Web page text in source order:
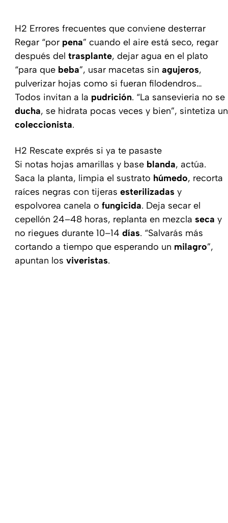
H2 Errores frecuentes que conviene desterrar
Regar “por pena” cuando el aire está seco, regar
después del trasplante, dejar agua en el plato
“para que beba”, usar macetas sin agujeros,
pulverizar hojas como si fueran filodendros…
Todos invitan a la pudrición. “La sansevieria no se
ducha, se hidrata pocas veces y bien”, sintetiza un
coleccionista.
H2 Rescate exprés si ya te pasaste
Si notas hojas amarillas y base blanda, actúa.
Saca la planta, limpia el sustrato húmedo, recorta
raíces negras con tijeras esterilizadas y
espolvorea canela o fungicida. Deja secar el
cepellón 24–48 horas, replanta en mezcla seca y
no riegues durante 10–14 días. “Salvarás más
cortando a tiempo que esperando un milagro”,
apuntan los viveristas.